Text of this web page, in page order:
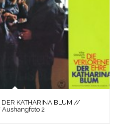
DER KATHARINA BLUM //
2